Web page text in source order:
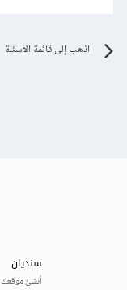
اذهب إلى قائمة الأسئلة